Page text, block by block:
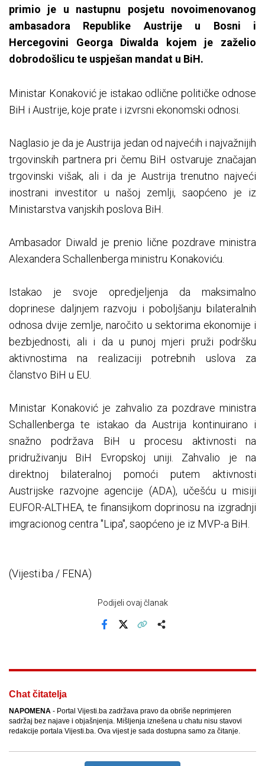
primio je u nastupnu posjetu novoimenovanog
ambasadora Republike Austrije u Bosni i
Hercegovini Georga Diwalda kojem je zaželio
dobrodošlicu te uspješan mandat u BiH.
Ministar Konaković je istakao odlične političke odnose
BiH i Austrije, koje prate i izvrsni ekonomski odnosi.
Naglasio je da je Austrija jedan od najvećih i najvažnijih
trgovinskih partnera pri čemu BiH ostvaruje značajan
trgovinski višak, ali i da je Austrija trenutno najveći
inostrani investitor u našoj zemlji, saopćeno je iz
Ministarstva vanjskih poslova BiH.
Ambasador Diwald je prenio lične pozdrave ministra
Alexandera Schallenberga ministru Konakoviću.
Istakao je svoje opredjeljenja da maksimalno
doprinese daljnjem razvoju i poboljšanju bilateralnih
odnosa dvije zemlje, naročito u sektorima ekonomije i
bezbjednosti, ali i da u punoj mjeri pruži podršku
aktivnostima na realizaciji potrebnih uslova za
članstvo BiH u EU.
Ministar Konaković je zahvalio za pozdrave ministra
Schallenberga te istakao da Austrija kontinuirano i
snažno podržava BiH u procesu aktivnosti na
pridruživanju BiH Evropskoj uniji. Zahvalio je na
direktnoj bilateralnoj pomoći putem aktivnosti
Austrijske razvojne agencije (ADA), učešću u misiji
EUFOR-ALTHEA, te finansijkom doprinosu na izgradnji
imgracionog centra "Lipa", saopćeno je iz MVP-a BiH.
(Vijesti.ba / FENA)
Podijeli ovaj članak
Chat čitatelja
NAPOMENA - Portal Vijesti.ba zadržava pravo da obriše neprimjeren
sadržaj bez najave i objašnjenja. Mišljenja iznešena u chatu nisu stavovi
redakcije portala Vijesti.ba. Ova vijest je sada dostupna samo za čitanje.